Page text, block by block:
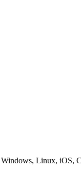
Linux, iOS,